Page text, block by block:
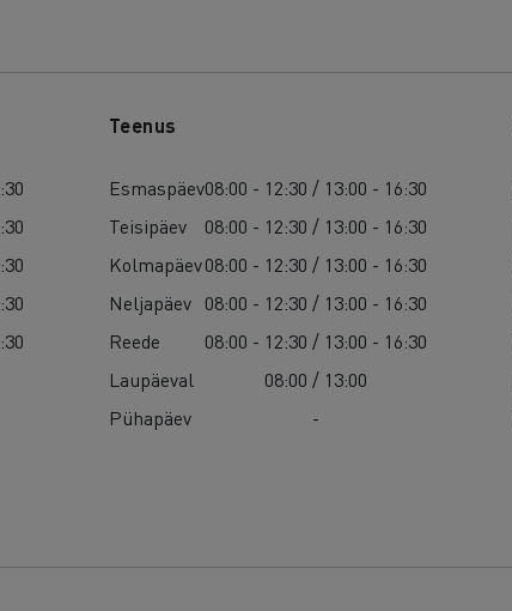
Teenus
Esmaspäev08:00 - 12:30 / 13:00 - 16:30
Teisipäev
08:00 - 12:30 / 13:00 - 16:30
Kolmapäev08:00 - 12:30 / 13:00 - 16:30
Neljapäev 08:00 - 12:30 / 13:00 - 16:30
Reede
08:00 - 12:30 / 13:00 - 16:30
Laupäeval
08:00 / 13:00
Pühapäev
-